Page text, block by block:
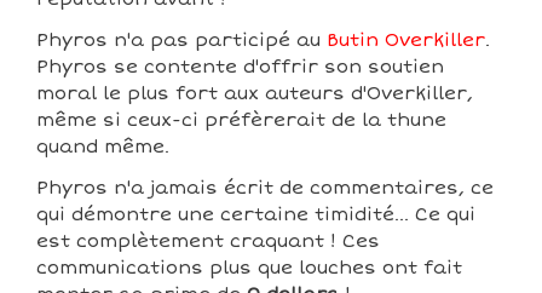
Phyros n'a pas participé au Butin Overkiller.
Phyros se contente d'offrir son soutien
moral le plus fort aux auteurs d'Overkiller,
même si ceux-ci préfèrerait de la thune
quand même.
Phyros n'a jamais écrit de commentaires, ce
qui démontre une certaine timidité... Ce qui
est complètement craquant ! Ces
communications plus que louches ont fait